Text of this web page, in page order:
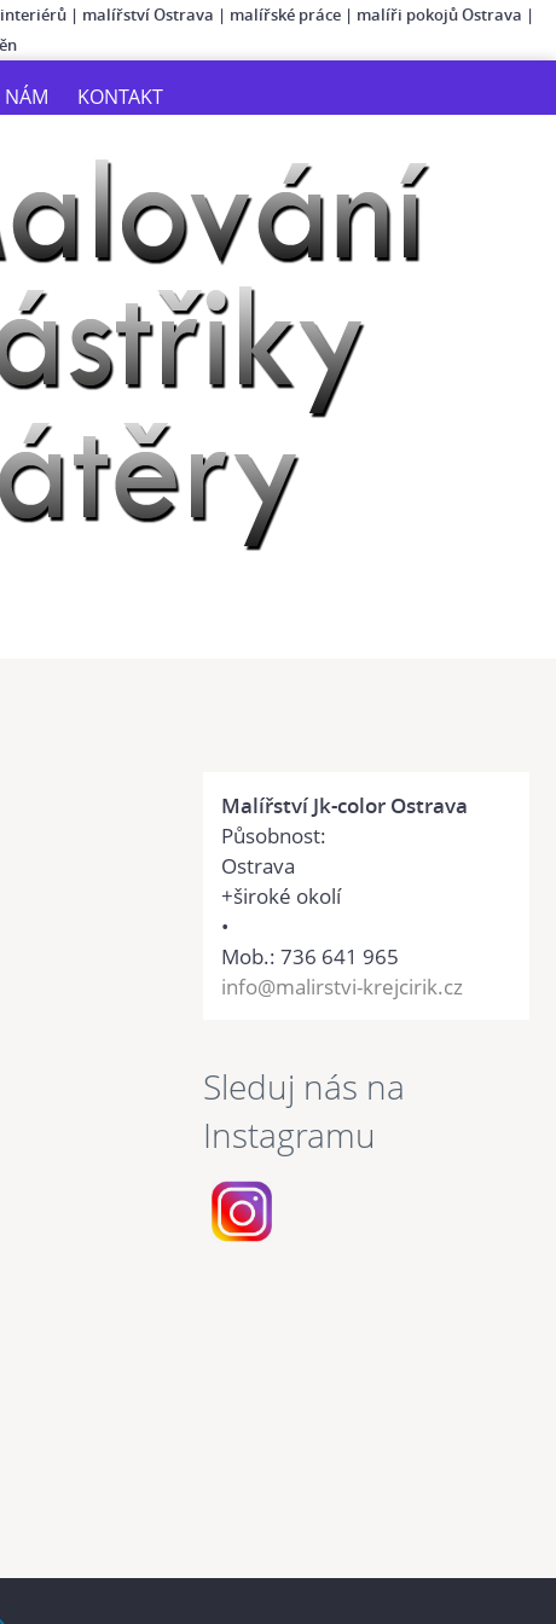
| malířství Ostrava | malířské práce| malíři pokojů Ostrava |
NÁM KONTAKT
Malířství Jk-color Ostrava
Působnost:
Ostrava
+široké okolí
•
Mob.: 736 641 965
info@malirstvi-krejcirik.cz
Sleduj nás na
Instagramu